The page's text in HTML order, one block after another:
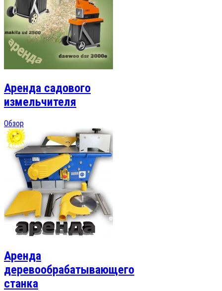
Аренда садового
измельчителя
Обзор
Аренда
деревообрабатывающего
станка